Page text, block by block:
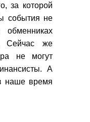
за которой
события не
Сейчас же
не могут
А
наше время